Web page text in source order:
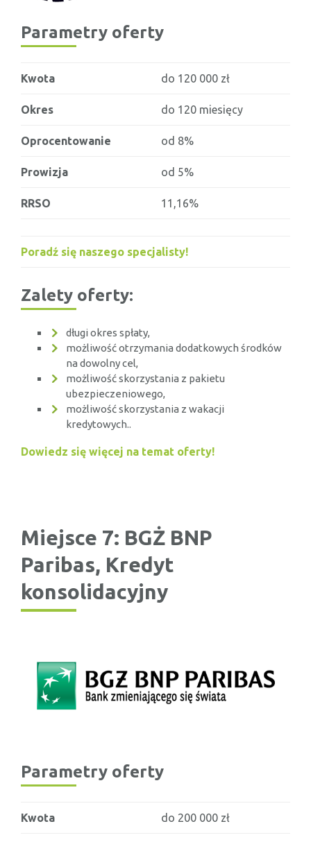
Parametry oferty
Kwota do 120 000 zł
Okres do 120 miesięcy
Oprocentowanie od 8%
Prowizja od 5%
RRSO 11,16%
Poradź się naszego specjalisty!
Zalety oferty:
długi okres spłaty,
możliwość otrzymania dodatkowych środków
na dowolny cel,
możliwość skorzystania z pakietu
ubezpieczeniowego,
możliwość skorzystania z wakacji
kredytowych..
Dowiedz się więcej na temat oferty!
Miejsce 7: BGŻ BNP
Paribas, Kredyt
konsolidacyjny
Parametry oferty
Kwota do 200 000 zł